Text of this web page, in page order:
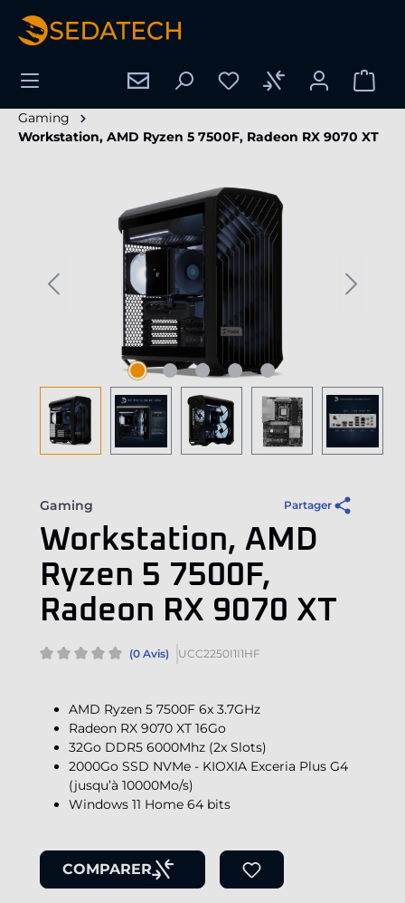
principal
Gaming
Workstation, AMD Ryzen 5 7500F, Radeon RX 9070 XT
Ignorer la galerie d'images
Gaming Partager
Workstation, AMD
Ryzen 5 7500F,
Radeon RX 9070 XT
(0 Avis) UCC2250I1I1HF
AMD Ryzen 5 7500F 6x 3.7GHz
Radeon RX 9070 XT 16Go
32Go DDR5 6000Mhz (2x Slots)
2000Go SSD NVMe - KIOXIA Exceria Plus G4
(jusqu’à 10000Mo/s)
Windows 11 Home 64 bits
COMPARER